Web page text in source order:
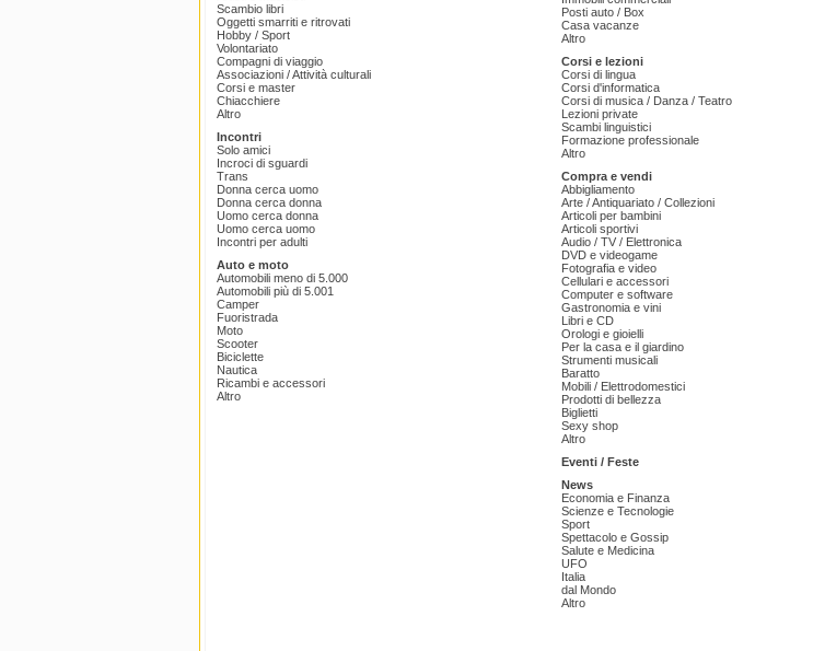
Scambio libri
Oggetti smarriti e ritrovati
Hobby / Sport
Volontariato
Compagni di viaggio
Associazioni / Attività culturali
Corsi e master
Chiacchiere
Altro
Incontri
Solo amici
Incroci di sguardi
Trans
Donna cerca uomo
Donna cerca donna
Uomo cerca donna
Uomo cerca uomo
Incontri per adulti
Auto e moto
Automobili meno di 5.000
Automobili più di 5.001
Camper
Fuoristrada
Moto
Scooter
Biciclette
Nautica
Ricambi e accessori
Altro
Posti auto / Box
Casa vacanze
Altro
Corsi e lezioni
Corsi di lingua
Corsi d'informatica
Corsi di musica / Danza / Teatro
Lezioni private
Scambi linguistici
Formazione professionale
Altro
Compra e vendi
Abbigliamento
Arte / Antiquariato / Collezioni
Articoli per bambini
Articoli sportivi
Audio / TV / Elettronica
DVD e videogame
Fotografia e video
Cellulari e accessori
Computer e software
Gastronomia e vini
Libri e CD
Orologi e gioielli
Per la casa e il giardino
Strumenti musicali
Baratto
Mobili / Elettrodomestici
Prodotti di bellezza
Biglietti
Sexy shop
Altro
Eventi / Feste
News
Economia e Finanza
Scienze e Tecnologie
Sport
Spettacolo e Gossip
Salute e Medicina
UFO
Italia
dal Mondo
Altro